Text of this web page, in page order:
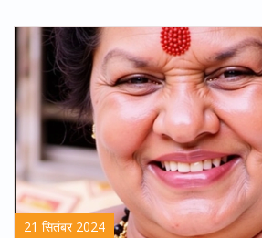
21 सितंबर 2024